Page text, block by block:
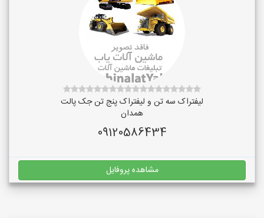
لیفتراک سه تن و لیفتراک پنج تن جک پالت
همدان
09120586434
مشاهده پروفایل